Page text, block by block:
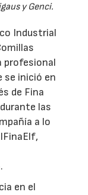
y Genci.
Industrial
profesional
se inició en
de Fina
las
a lo
en el